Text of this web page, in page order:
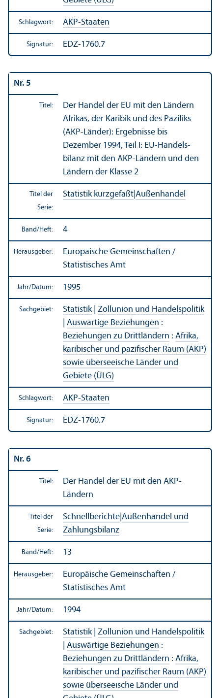
Schlagwort: AKP-Staaten
Signatur: EDZ-1760.7
Nr. 5
Titel:
Der Handel der EU mit den Ländern
Afrikas, der Karibik und des Pazifiks
(AKP-Länder): Ergebnisse bis
Dezember 1994, Teil I: EU-Handels­
bilanz mit den AKP-Ländern und den
Ländern der Klasse 2
Titel der
Serie:
Statistik kurzgefaßt Außen­handel
Band/Heft: 4
Herausgeber:
Europäische Gemeinschaften /
Statistisches Amt
Jahr/Datum: 1995
Sachgebiet: Statistik| Zollunion und Handels­politik
Auswärtige Beziehungen :
Beziehungen zu Drittländern : Afrika,
karibischer und pazifischer Raum (AKP)
sowie überseeische Länder und
Gebiete (ÜLG)
Schlagwort: AKP-Staaten
Signatur: EDZ-1760.7
Nr. 6
Titel:
Der Handel der EU mit den AKP-
Ländern
Titel der
Serie:
Schnellberichte Außen­handel und
Zahlungs­bilanz
Band/Heft: 13
Herausgeber:
Europäische Gemeinschaften /
Statistisches Amt
Jahr/Datum: 1994
Sachgebiet: Statistik| Zollunion und Handels­politik
Auswärtige Beziehungen :
Beziehungen zu Drittländern : Afrika,
karibischer und pazifischer Raum (AKP)
sowie überseeische Länder und